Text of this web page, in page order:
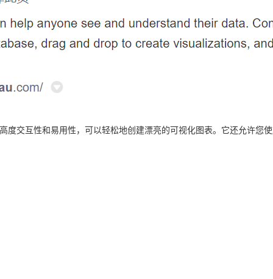
度交互性和易用性，可以轻松地创建漂亮的可视化图表。它还允许您